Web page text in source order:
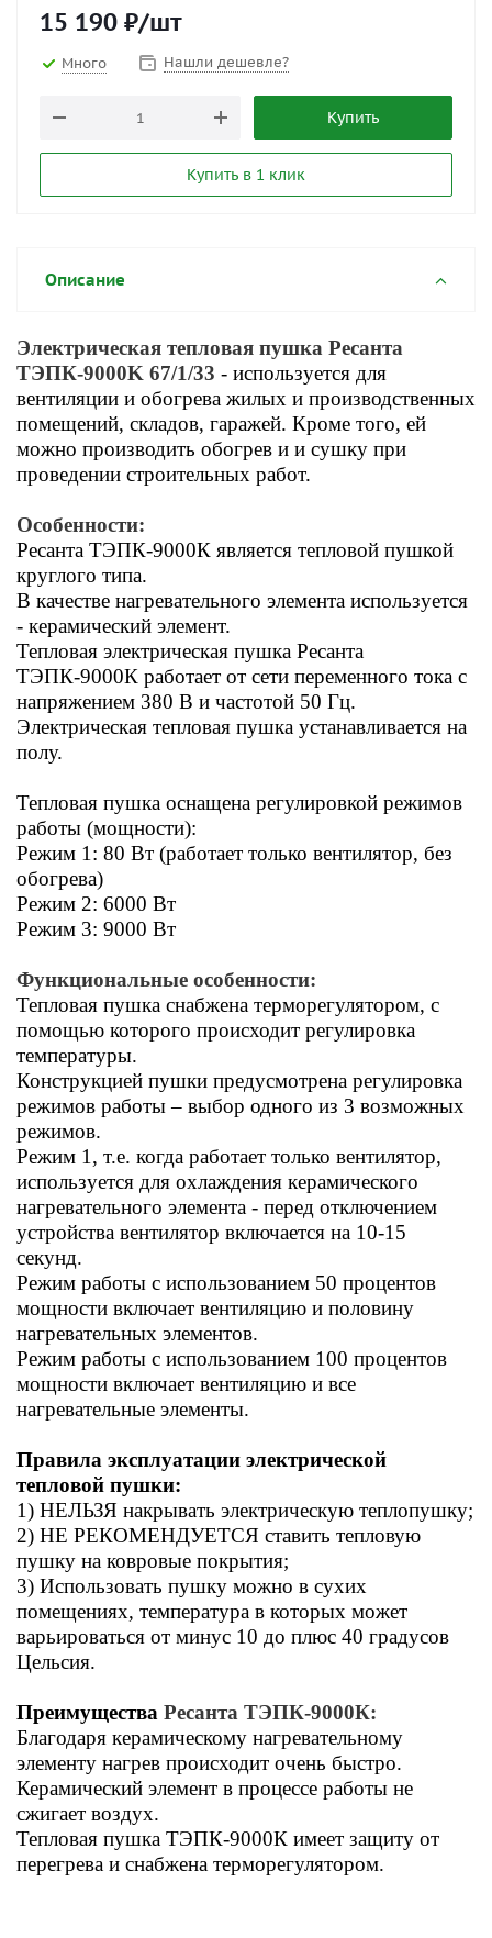
15 190 ₽/шт
Много Нашли дешевле?
Купить
Купить в 1 клик
Описание
Электрическая тепловая пушка Ресанта
ТЭПК-9000K 67/1/33 - используется для
вентиляции и обогрева жилых и производственных
помещений, складов, гаражей. Кроме того, ей
можно производить обогрев и и сушку при
проведении строительных работ.
Особенности:
Ресанта ТЭПК-9000К является тепловой пушкой
круглого типа.
В качестве нагревательного элемента используется
- керамический элемент.
Тепловая электрическая пушка Ресанта
ТЭПК-9000К работает от сети переменного тока с
напряжением 380 В и частотой 50 Гц.
Электрическая тепловая пушка устанавливается на
полу.
Тепловая пушка оснащена регулировкой режимов
работы (мощности):
Режим 1: 80 Вт (работает только вентилятор, без
обогрева)
Режим 2: 6000 Вт
Режим 3: 9000 Вт
Функциональные особенности:
Тепловая пушка снабжена терморегулятором, с
помощью которого происходит регулировка
температуры.
Конструкцией пушки предусмотрена регулировка
режимов работы – выбор одного из 3 возможных
режимов.
Режим 1, т.е. когда работает только вентилятор,
используется для охлаждения керамического
нагревательного элемента - перед отключением
устройства вентилятор включается на 10-15
секунд.
Режим работы с использованием 50 процентов
мощности включает вентиляцию и половину
нагревательных элементов.
Режим работы с использованием 100 процентов
мощности включает вентиляцию и все
нагревательные элементы.
Правила эксплуатации электрической
тепловой пушки:
1) НЕЛЬЗЯ накрывать электрическую теплопушку;
2) НЕ РЕКОМЕНДУЕТСЯ ставить тепловую
пушку на ковровые покрытия;
3) Использовать пушку можно в сухих
помещениях, температура в которых может
варьироваться от минус 10 до плюс 40 градусов
Цельсия.
Преимущества Ресанта ТЭПК-9000К:
Благодаря керамическому нагревательному
элементу нагрев происходит очень быстро.
Керамический элемент в процессе работы не
сжигает воздух.
Тепловая пушка ТЭПК-9000К имеет защиту от
перегрева и снабжена терморегулятором.